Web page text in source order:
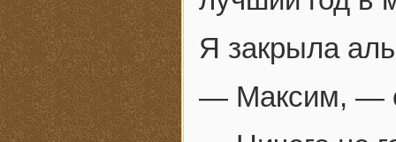
Я закрыла
— Максим, —